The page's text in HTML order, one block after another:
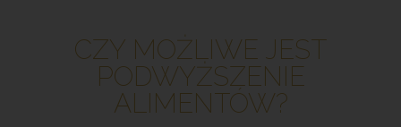
CZY MOŻLIWE JEST
PODWYŻSZENIE
ALIMENTÓW?